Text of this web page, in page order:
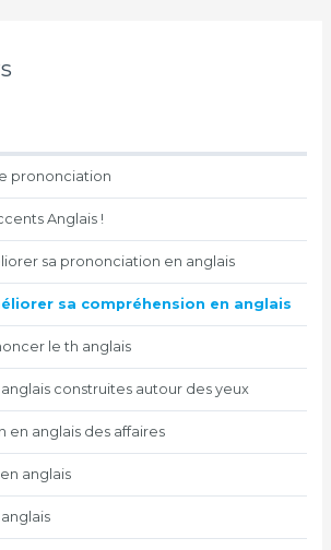
prononciation
Anglais !
sa prononciation en anglais
sa compréhension en anglais
le th anglais
construites autour des yeux
en anglais des affaires
anglais